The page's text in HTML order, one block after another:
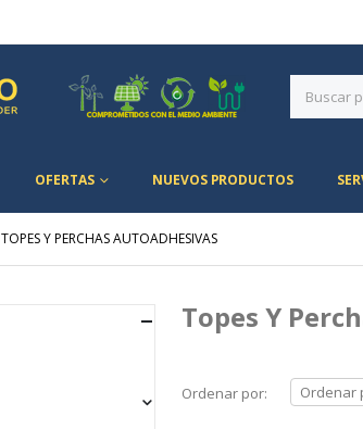
OFERTAS NUEVOS PRODUCTOS
TOPES Y PERCHAS AUTOADHESIVAS
Topes Y
Ordenar por: